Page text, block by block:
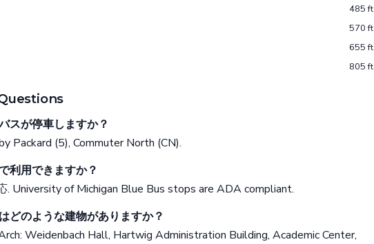
485 ft
570 ft
655 ft
805 ft
スが停車しますか？
Packard (5), Commuter North (CN).
利用できますか？
. University of Michigan Blue Bus stops are ADA compliant.
どのような建物がありますか？
Weidenbach Hall, Hartwig Administration Building, Academic Center,